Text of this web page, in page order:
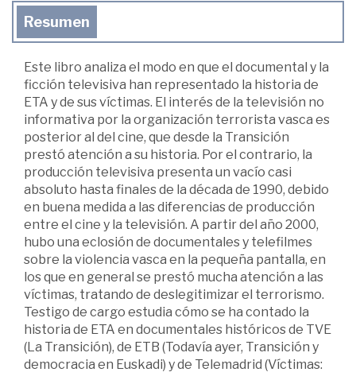
Resumen
Este libro analiza el modo en que el documental y la
ficción televisiva han representado la historia de
ETA y de sus víctimas. El interés de la televisión no
informativa por la organización terrorista vasca es
posterior al del cine, que desde la Transición
prestó atención a su historia. Por el contrario, la
producción televisiva presenta un vacío casi
absoluto hasta finales de la década de 1990, debido
en buena medida a las diferencias de producción
entre el cine y la televisión. A partir del año 2000,
hubo una eclosión de documentales y telefilmes
sobre la violencia vasca en la pequeña pantalla, en
los que en general se prestó mucha atención a las
víctimas, tratando de deslegitimizar el terrorismo.
Testigo de cargo estudia cómo se ha contado la
historia de ETA en documentales históricos de TVE
(La Transición), de ETB (Todavía ayer, Transición y
democracia en Euskadi) y de Telemadrid (Víctimas: